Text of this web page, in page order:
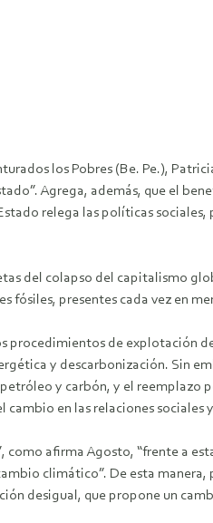
los Pobres (Be. Pe.),
Agrega, además, que el
relega las políticas sociales,
del colapso del capitalismo
fósiles, presentes cada vez en
procedimientos de explotación
y descarbonización. Sin
y carbón, y el reemplazo
en las relaciones sociales
como afirma Agosto, “frente a
climático”. De esta
desigual, que propone un